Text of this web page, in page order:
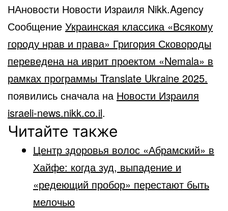
НАновости Новости Израиля Nikk.Agency
Сообщение Украинская классика «Всякому
городу нрав и права» Григория Сковороды
переведена на иврит проектом «Nemala» в
рамках программы Translate Ukraine 2025.
появились сначала на Новости Израиля
israeli-news.nikk.co.il.
Читайте также
Центр здоровья волос «Абрaмский» в
Хайфе: когда зуд, выпадение и
«редеющий пробор» перестают быть
мелочью